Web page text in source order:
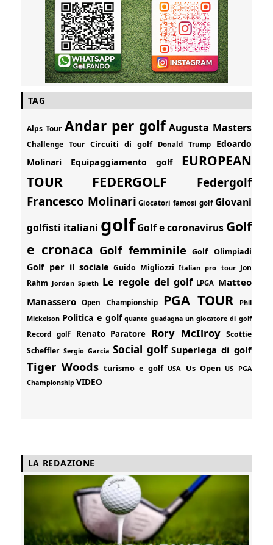
TAG
Alps Tour Andar per golf Augusta Masters
Challenge Tour Circuiti di golf Donald Trump
Edoardo
Molinari
Equipaggiamento golf
EUROPEAN
TOUR
FEDERGOLF Federgolf
Francesco Molinari Giocatori famosi golf Giovani
golfisti italiani golf Golf e coronavirus Golf
e cronaca Golf femminile Golf Olimpiadi
Golf per il sociale Guido Migliozzi Italian pro tour Jon
Rahm Jordan Spieth Le regole del golf LPGA Matteo
Manassero
Open Championship PGA TOUR
Phil
Mickelson Politica e golf quanto guadagna un giocatore di golf
Record golf Renato Paratore Rory McIlroy Scottie
Scheffler Sergio Garcia Social golf Superlega di golf
Tiger Woods turismo e golf USA Us Open US PGA
Championship VIDEO
LA REDAZIONE